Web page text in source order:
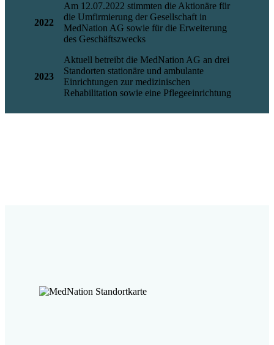
2022
Am 12.07.2022 stimmten die Aktionäre für
die Umfirmierung der Gesellschaft in
MedNation AG sowie für die Erweiterung
des Geschäftszwecks
2023
Aktuell betreibt die MedNation AG an drei
Standorten stationäre und ambulante
Einrichtungen zur medizinischen
Rehabilitation sowie eine Pflegeeinrichtung